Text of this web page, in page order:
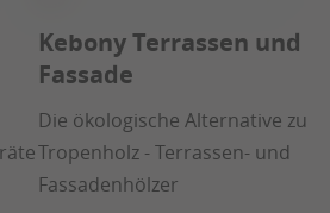
Kebony Terrassen und
Fassade
Die ökologische Alternative zu
Tropenholz - Terrassen- und
Fassadenhölzer